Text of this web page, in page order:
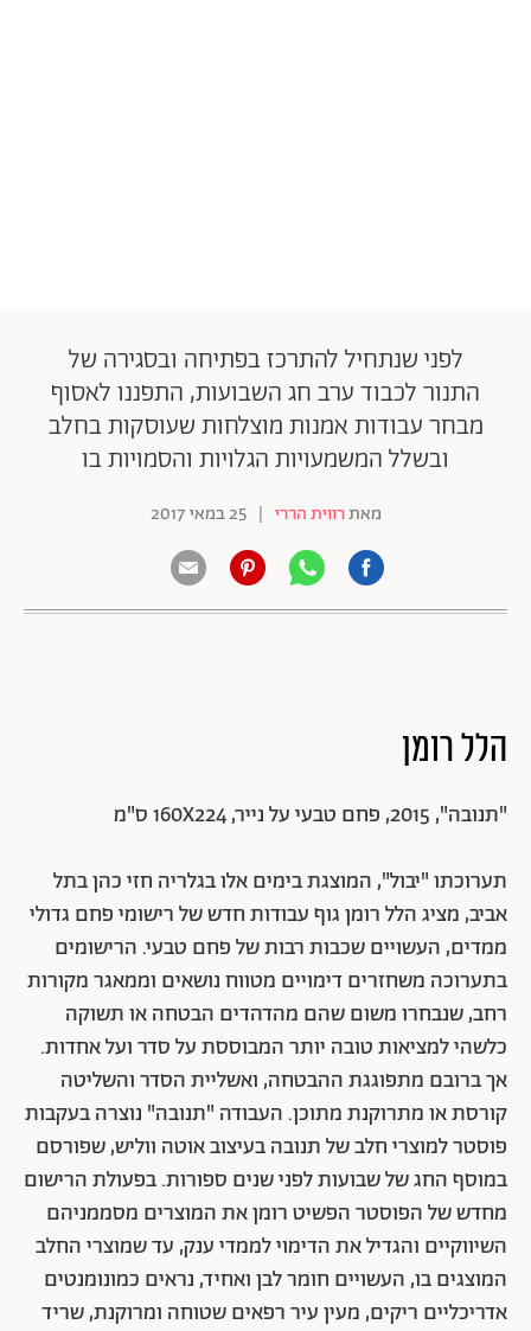
לפני שנתחיל להתרכז בפתיחה ובסגירה של
התנור לכבוד ערב חג השבועות, התפננו לאסוף
מבחר עבודות אמנות מוצלחות שעוסקות בחלב
ובשלל המשמעויות הגלויות והסמויות בו
מאתרווית הררי | 25 במאי 2017
הלל רומן
"תנובה", 2015, פחם טבעי על נייר, 160X224 ס"מ
תערוכתו "יבול", המוצגת בימים אלו בגלריה חזי כהן בתל
אביב, מציג הלל רומן גוף עבודות חדש של רישומי פחם גדולי
ממדים, העשויים שכבות רבות של פחם טבעי. הרישומים
בתערוכה משחזרים דימויים מטווח נושאים וממאגר מקורות